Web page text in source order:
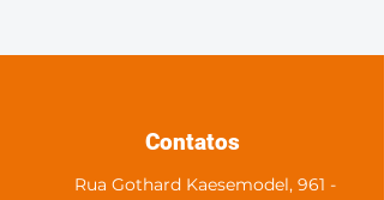
Contatos
Rua Gothard Kaesemodel, 961 -